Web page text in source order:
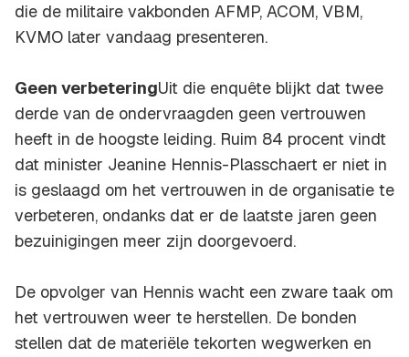
die de militaire vakbonden AFMP, ACOM, VBM,
KVMO later vandaag presenteren.
Geen verbeteringUit die enquête blijkt dat twee
derde van de ondervraagden geen vertrouwen
heeft in de hoogste leiding. Ruim 84 procent vindt
dat minister Jeanine Hennis-Plasschaert er niet in
is geslaagd om het vertrouwen in de organisatie te
verbeteren, ondanks dat er de laatste jaren geen
bezuinigingen meer zijn doorgevoerd.
De opvolger van Hennis wacht een zware taak om
het vertrouwen weer te herstellen. De bonden
stellen dat de materiële tekorten wegwerken en